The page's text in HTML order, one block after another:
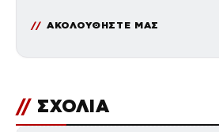
ΑΚΟΛΟΥΘΗΣΤΕ ΜΑΣ
// ΣΧΟΛΙΑ